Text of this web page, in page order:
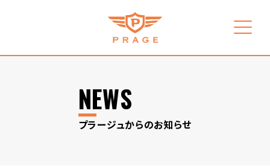
NEWS
プラージュからのお知らせ